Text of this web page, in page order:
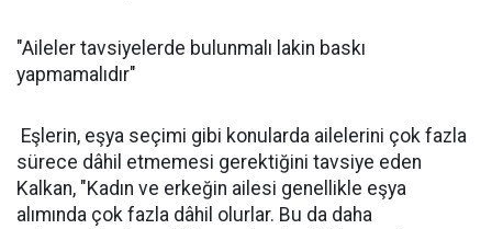
"Aileler tavsiyelerde bulunmalı lakin baskı
yapmamalıdır"
Eşlerin, eşya seçimi gibi konularda ailelerini çok fazla
sürece dâhil etmemesi gerektiğini tavsiye eden
Kalkan, "Kadın ve erkeğin ailesi genellikle eşya
alımında çok fazla dâhil olurlar. Bu da daha